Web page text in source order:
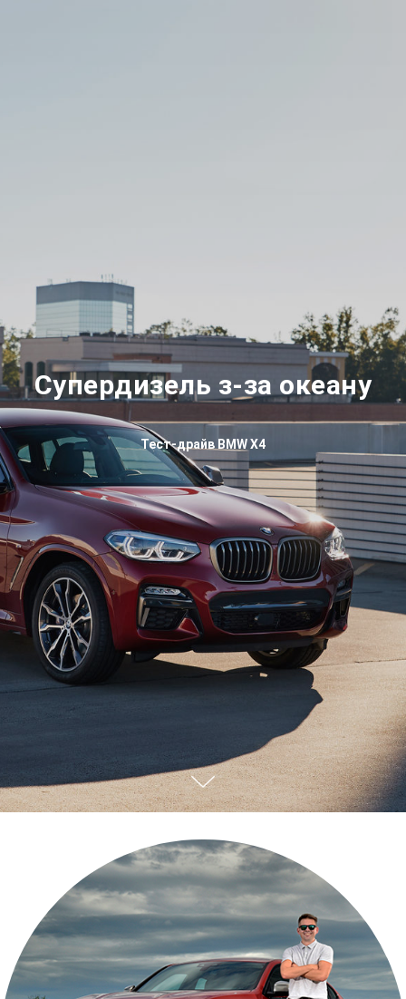
Супердизель з-за океану
Тест-драйв BMW X4